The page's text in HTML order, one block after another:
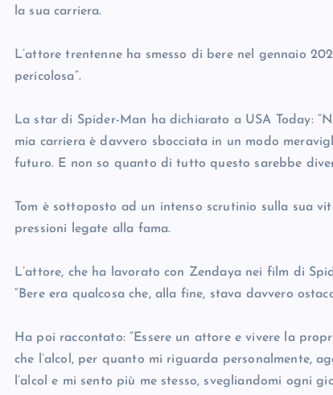
la sua carriera.
L’attore trentenne ha smesso di bere nel gennaio
pericolosa”.
La star di Spider-Man ha dichiarato a USA Today:
mia carriera è davvero sbocciata in un modo
futuro. E non so quanto di tutto questo sarebbe
Tom è sottoposto ad un intenso scrutinio sulla sua
pressioni legate alla fama.
L’attore, che ha lavorato con Zendaya nei film di
“Bere era qualcosa che, alla fine, stava davvero
Ha poi raccontato: “Essere un attore e vivere la
che l’alcol, per quanto mi riguarda personalmente,
l’alcol e mi sento più me stesso, svegliandomi ogni